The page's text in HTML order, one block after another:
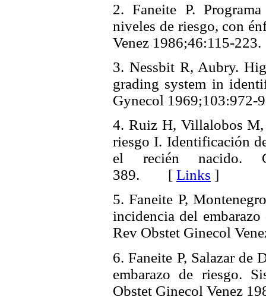
2. Faneite P.
niveles de riesgo, con
Venez 1986;46:115-
3. Nessbit R, Aubry.
grading system in
Gynecol
4. Ruiz H, Villalobos M,
riesgo I. Identificación
el recién nacido.
389. [ Links ]
5. Faneite P,
incidencia del
Rev Obstet Ginecol
6. Faneite P, Salazar
embarazo de riesgo.
Obstet Ginecol